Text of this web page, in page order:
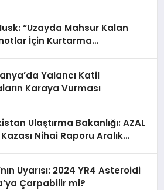
“Uzayda Mahsur Kalan
İçin Kurtarma
Yalancı Katil
Karaya Vurması
Ulaştırma Bakanlığı: AZAL
Kazası Nihai Raporu Aralık
Uyarısı: 2024 YR4 Asteroidi
Çarpabilir mi?